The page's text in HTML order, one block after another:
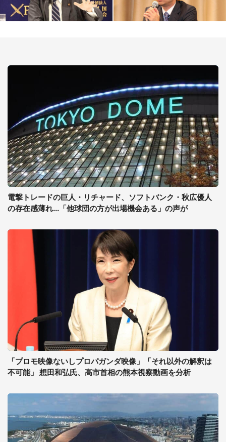
電撃トレードの巨人・リチャード、ソフトバンク・秋広優人
の存在感薄れ...「他球団の方が出場機会ある」の声が
「プロモ映像ないしプロパガンダ映像」「それ以外の解釈は
不可能」 想田和弘氏、高市首相の熊本視察動画を分析